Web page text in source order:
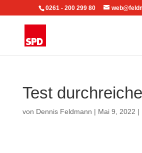
0261 - 200 299 80
Test durchreiche
von Dennis Feldmann | Mai 9, 2022 |